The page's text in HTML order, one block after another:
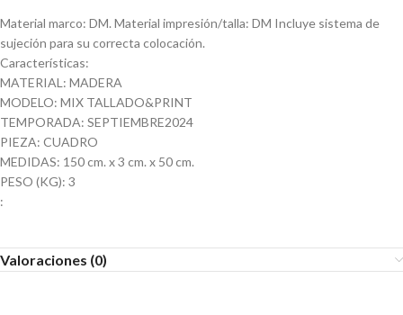
Material marco: DM. Material impresión/talla: DM Incluye sistema de
sujeción para su correcta colocación.
Características:
MATERIAL: MADERA
MODELO: MIX TALLADO&PRINT
TEMPORADA: SEPTIEMBRE2024
PIEZA: CUADRO
MEDIDAS: 150 cm. x 3 cm. x 50 cm.
PESO (KG): 3
:
Valoraciones (0)